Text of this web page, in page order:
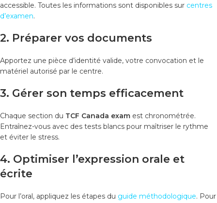
accessible. Toutes les informations sont disponibles sur centres
d’examen.
2. Préparer vos documents
Apportez une pièce d’identité valide, votre convocation et le
matériel autorisé par le centre.
3. Gérer son temps efficacement
Chaque section du TCF Canada exam est chronométrée.
Entraînez-vous avec des tests blancs pour maîtriser le rythme
et éviter le stress.
4. Optimiser l’expression orale et
écrite
Pour l’oral, appliquez les étapes du guide méthodologique. Pour